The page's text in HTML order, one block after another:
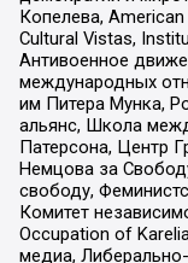
Копелева,
Cultural Vistas,
Антивоенное
международных
им Питера Мунка,
альянс, Школа
Патерсона, Центр
Немцова за
свободу,
Комитет
Occupation of
медиа,